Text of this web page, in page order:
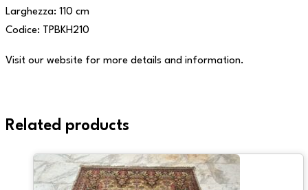
Larghezza: 110 cm
Codice: TPBKH210
Visit our website for more details and information.
Related products